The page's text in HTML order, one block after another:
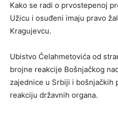
Kako se radi o prvostepenoj
Užicu i osuđeni imaju pravo
Kragujevcu.
Ubistvo Ćelahmetovića od
brojne reakcije Bošnjačkog
zajednice u Srbiji i bošnjačkih
reakciju državnih organa.